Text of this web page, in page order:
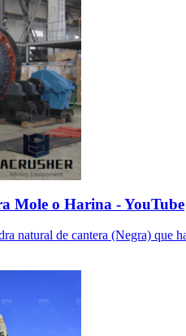
Mole o Harina - YouTube
natural de cantera (Negra) que